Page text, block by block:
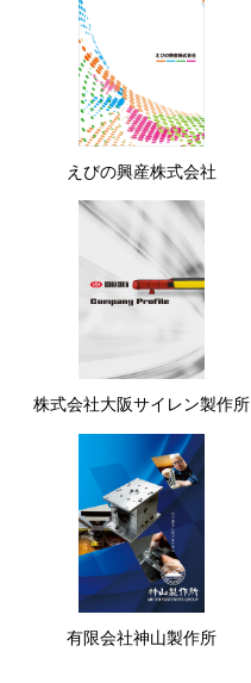
えびの興産株式会社
株式会社大阪サイレン製作所
有限会社神山製作所